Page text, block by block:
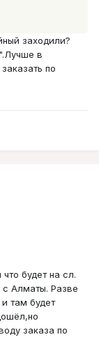
заходили?
в
по
будет на сл.
с Алматы. Разве
там будет
заказа по